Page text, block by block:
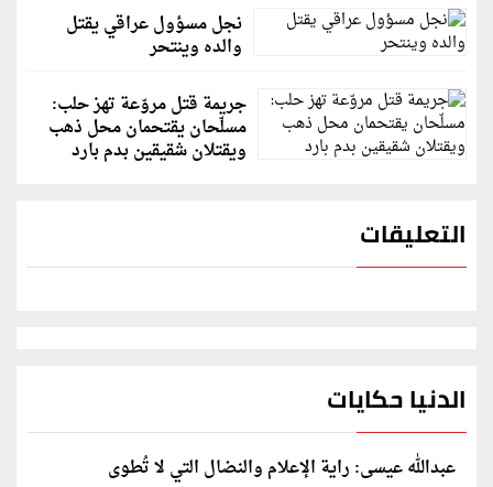
نجل مسؤول عراقي يقتل
والده وينتحر
جريمة قتل مروّعة تهز حلب:
مسلّحان يقتحمان محل ذهب
ويقتلان شقيقين بدم بارد
التعليقات
الدنيا حكايات
عبدالله عيسى: راية الإعلام والنضال التي لا تُطوى